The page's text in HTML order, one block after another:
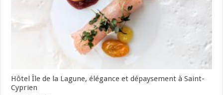
Hôtel Île de la Lagune, élégance et dépaysement à Saint-
Cyprien